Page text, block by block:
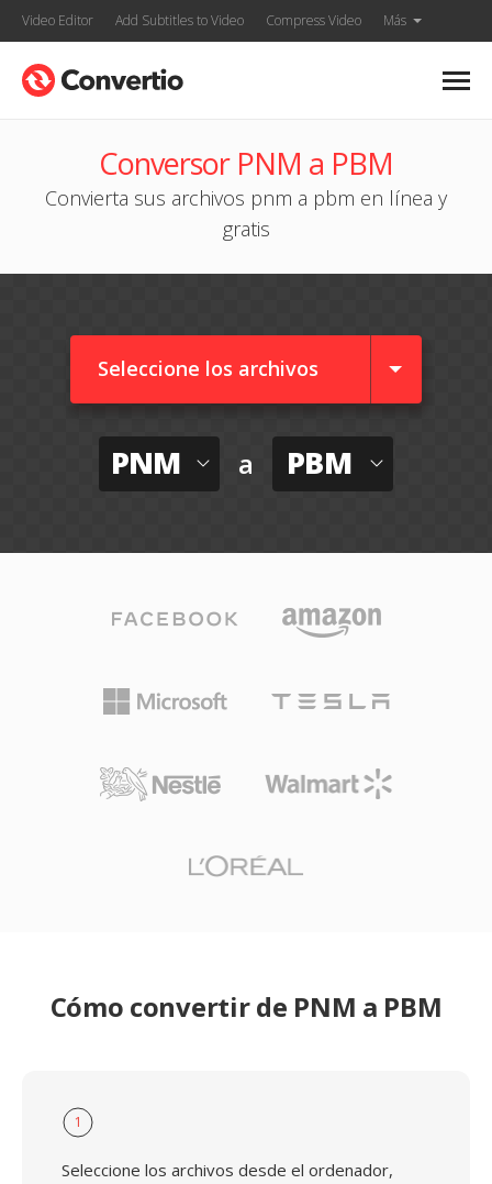
Video Editor Add Subtitles to Video Compress Video Más
Conversor PNM a PBM
Convierta sus archivos pnm a pbm en línea y
gratis
Seleccione los archivos
PNM a PBM
Cómo convertir de PNM a PBM
1
Seleccione los archivos desde el ordenador,